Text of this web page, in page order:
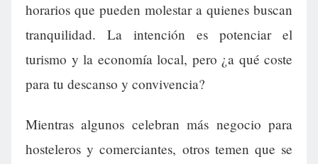
horarios que pueden molestar a quienes buscan
tranquilidad. La intención es potenciar el
turismo y la economía local, pero ¿a qué coste
para tu descanso y convivencia?
Mientras algunos celebran más negocio para
hosteleros y comerciantes, otros temen que se